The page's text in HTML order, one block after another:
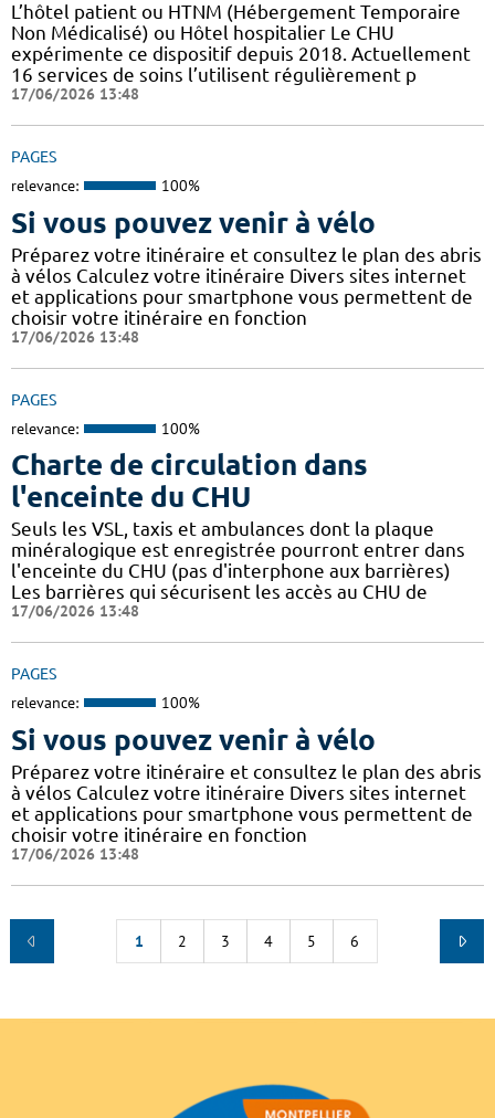
L’hôtel patient ​​ou HTNM (Hébergement Temporaire
Non Médicalisé)​​​​​​ ou Hôtel hospitalier Le CHU
expérimente ce dispositif depuis 2018. Actuellement
16 services de soins l’utilisent régulièrement p
17/06/2026 13:48
PAGES
relevance: 100%
Si vous pouvez venir à vélo
Préparez votre itinéraire et consultez le plan des abris
à vélos Calculez votre itinéraire Divers sites internet
et applications pour smartphone vous permettent de
choisir votre itinéraire en fonction
17/06/2026 13:48
PAGES
relevance: 100%
Charte de circulation dans
l'enceinte du CHU
Seuls les VSL, taxis et ambulances dont la plaque
minéralogique est enregistrée pourront entrer dans
l'enceinte du CHU (pas d'interphone aux barrières)
Les barrières qui sécurisent les accès au CHU de
17/06/2026 13:48
PAGES
relevance: 100%
Si vous pouvez venir à vélo
Préparez votre itinéraire et consultez le plan des abris
à vélos Calculez votre itinéraire Divers sites internet
et applications pour smartphone vous permettent de
choisir votre itinéraire en fonction
17/06/2026 13:48
1 2 3 4 5 6